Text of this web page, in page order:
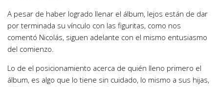
A pesar de haber logrado llenar el álbum, lejos están de dar
por terminada su vínculo con las figuritas, como nos
comentó Nicolás, siguen adelante con el mismo entusiasmo
del comienzo.
Lo de el posicionamiento acerca de quién lleno primero el
álbum, es algo que lo tiene sin cuidado, lo mismo a sus hijas,